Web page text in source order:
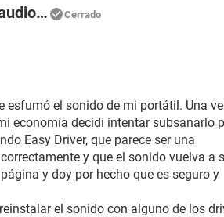
Cerrado
esfumó el sonido de mi portátil. Una
economía decidí intentar subsanarlo
Easy Driver, que parece ser una
y que el sonido vuelva a
y doy por hecho que es seguro y
el sonido con alguno de los